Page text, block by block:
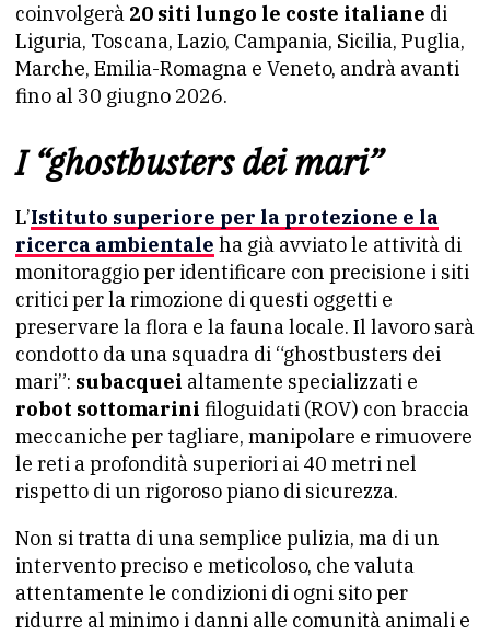
coinvolgerà 20 siti lungo le coste italiane di
Liguria, Toscana, Lazio, Campania, Sicilia, Puglia,
Marche, Emilia-Romagna e Veneto, andrà avanti
fino al 30 giugno 2026.
I “ghostbusters dei mari”
L’Istituto superiore per la protezione e la
ricerca ambientale ha già avviato le attività di
monitoraggio per identificare con precisione i siti
critici per la rimozione di questi oggetti e
preservare la flora e la fauna locale. Il lavoro sarà
condotto da una squadra di “ghostbusters dei
mari”: subacquei altamente specializzati e
robot sottomarini filoguidati (ROV) con braccia
meccaniche per tagliare, manipolare e rimuovere
le reti a profondità superiori ai 40 metri nel
rispetto di un rigoroso piano di sicurezza.
Non si tratta di una semplice pulizia, ma di un
intervento preciso e meticoloso, che valuta
attentamente le condizioni di ogni sito per
ridurre al minimo i danni alle comunità animali e